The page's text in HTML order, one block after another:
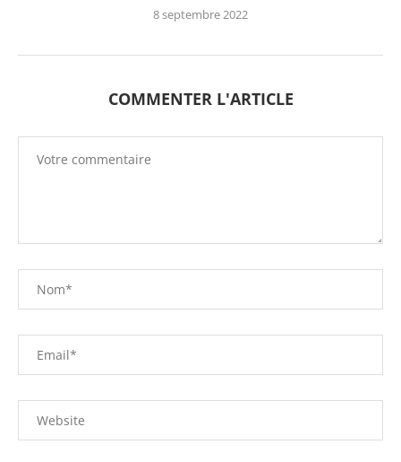
8 septembre 2022
COMMENTER L'ARTICLE